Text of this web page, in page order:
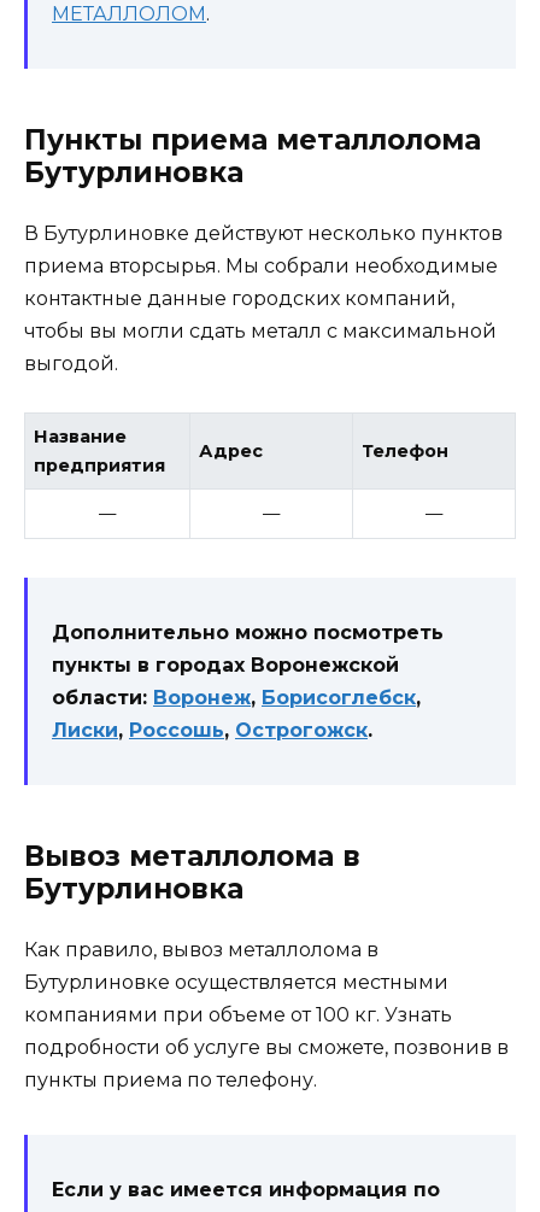
МЕТАЛЛОЛОМ.
Пункты приема металлолома
Бутурлиновка
В Бутурлиновке действуют несколько пунктов
приема вторсырья. Мы собрали необходимые
контактные данные городских компаний,
чтобы вы могли сдать металл с максимальной
выгодой.
Название
предприятия
Адрес Телефон
— — —
Дополнительно можно посмотреть
пункты в городах Воронежской
области: Воронеж, Борисоглебск,
Лиски, Россошь, Острогожск.
Вывоз металлолома в
Бутурлиновка
Как правило, вывоз металлолома в
Бутурлиновке осуществляется местными
компаниями при объеме от 100 кг. Узнать
подробности об услуге вы сможете, позвонив в
пункты приема по телефону.
Если у вас имеется информация по